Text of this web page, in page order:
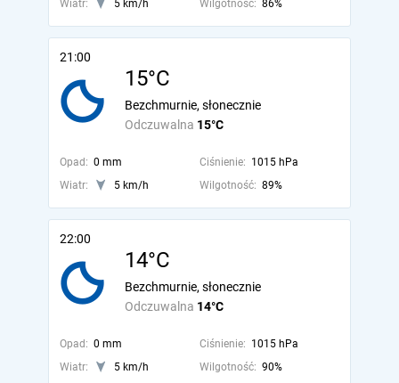
Wiatr:
5 km/h Wilgotność: 86%
21:00
15°C
Odczuwalna 15°C
Bezchmurnie, słonecznie
Opad: 0 mm Ciśnienie: 1015 hPa
Wiatr:
5 km/h Wilgotność: 89%
22:00
14°C
Odczuwalna 14°C
Bezchmurnie, słonecznie
Opad: 0 mm Ciśnienie: 1015 hPa
Wiatr:
5 km/h Wilgotność: 90%